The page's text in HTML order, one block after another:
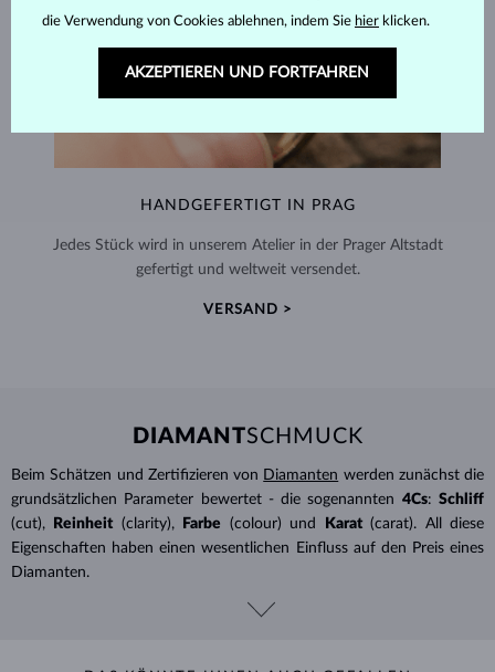
HANDGEFERTIGT IN PRAG
Jedes Stück wird in unserem Atelier in der Prager Altstadt
gefertigt und weltweit versendet.
VERSAND >
DIAMANTSCHMUCK
Beim Schätzen und Zertifizieren von Diamanten werden zunächst die
grundsätzlichen Parameter bewertet - die sogenannten 4Cs: Schliff
(cut),
Reinheit (clarity), Farbe (colour) und Karat (carat). All diese
Eigenschaften haben einen wesentlichen Einfluss auf den Preis eines
Diamanten.
die Verwendung von Cookies ablehnen, indem Sie hier klicken.
AKZEPTIEREN UND FORTFAHREN